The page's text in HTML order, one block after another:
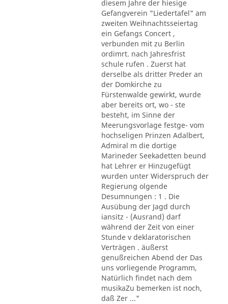
diesem Jahre der hiesige
Gefangverein "Liedertafel" am
zweiten Weihnachtsseiertag
ein Gefangs Concert ,
verbunden mit zu Berlin
ordimrt. nach Jahresfrist
schule rufen . Zuerst hat
derselbe als dritter Preder an
der Domkirche zu
Fürstenwalde gewirkt, wurde
aber bereits ort, wo - ste
besteht, im Sinne der
Meerungsvorlage festge- vom
hochseligen Prinzen Adalbert,
Admiral m die dortige
Marineder Seekadetten beund
hat Lehrer er Hinzugefügt
wurden unter Widerspruch der
Regierung olgende
Desumnungen : 1 . Die
Ausübung der Jagd durch
iansitz - (Ausrand) darf
während der Zeit von einer
Stunde v deklaratorischen
Verträgen . äußerst
genußreichen Abend der Das
uns vorliegende Programm,
Natürlich findet nach dem
musikaZu bemerken ist noch,
daß Zer ..."